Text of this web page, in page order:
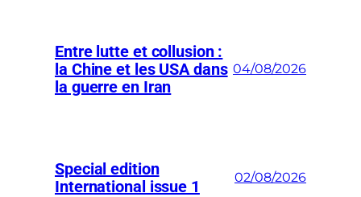
Entre lutte et collusion :
la Chine et les USA dans
la guerre en Iran
04/08/2026
Special edition
International issue 1
02/08/2026